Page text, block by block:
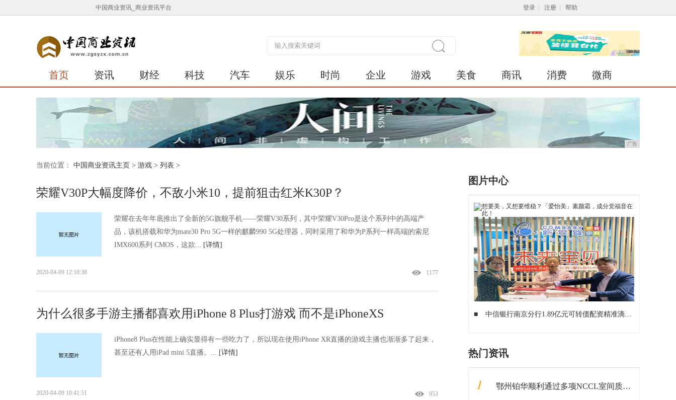
中国商业资讯_商业资讯平台 登录 注册 帮助
首页 资讯 财经 科技 汽车 娱乐 时尚 企业 游戏 美食 商讯 消费 微商
广告
当前位置： 中国商业资讯主页 > 游戏 > 列表 >
荣耀V30P大幅度降价，不敌小米10，提前狙击红米K30P？
荣耀在去年年底推出了全新的5G旗舰手机——荣耀V30系列，其中荣耀V30Pro是这个系列中的高端产
品，该机搭载和华为mate30 Pro 5G一样的麒麟990 5G处理器，同时采用了和华为P系列一样高端的索尼
IMX600系列 CMOS，这款... [详情]
1177
2020-04-09 12:10:38
为什么很多手游主播都喜欢用iPhone 8 Plus打游戏 而不是iPhoneXS
iPhone8 Plus在性能上确实显得有一些吃力了，所以现在使用iPhone XR直播的游戏主播也渐渐多了起来，
甚至还有人用iPad mini 5直播。... [详情]
953
2020-04-09 10:41:51
图片中心
■ 中信银行南京分行1.89亿元可转债配资精准滴灌半导体“硬核”科创
热门资讯
1 鄂州铂华顺利通过多项NCCL室间质评 精准检测实力获国家级权威认证